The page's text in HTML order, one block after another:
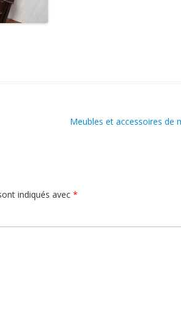
Meubles et accessoires de
indiqués avec *